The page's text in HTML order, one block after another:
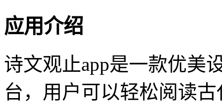
应用介绍
诗文观止app是一款优美
台，用户可以轻松阅读